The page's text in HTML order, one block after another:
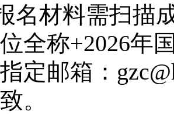
名材料需扫描
全称+2026年
定邮箱：
。